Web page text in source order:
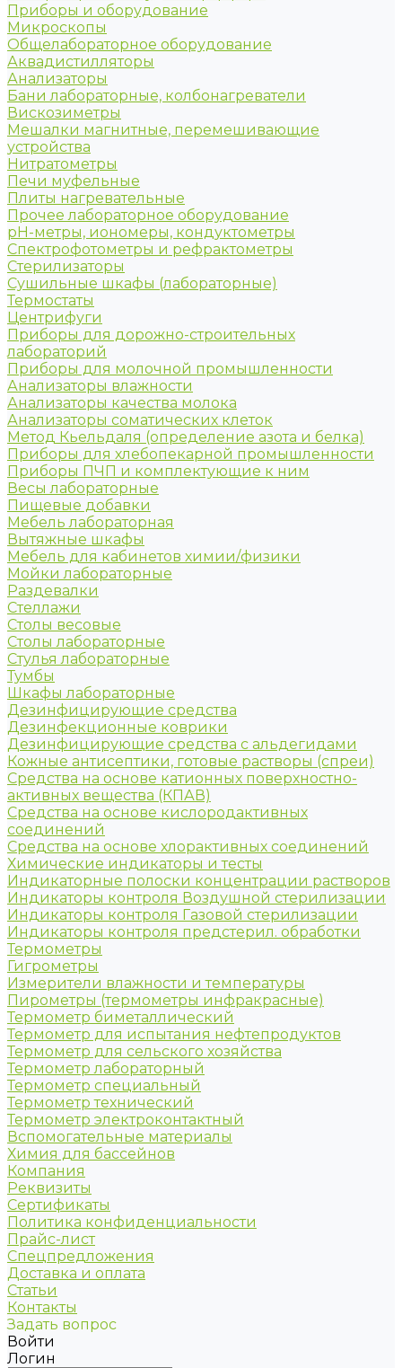
Приборы и оборудование
Микроскопы
Общелабораторное оборудование
Аквадистилляторы
Анализаторы
Бани лабораторные, колбонагреватели
Вискозиметры
Мешалки магнитные, перемешивающие
устройства
Нитратометры
Печи муфельные
Плиты нагревательные
Прочее лабораторное оборудование
рН-метры, иономеры, кондуктометры
Спектрофотометры и рефрактометры
Стерилизаторы
Сушильные шкафы (лабораторные)
Термостаты
Центрифуги
Приборы для дорожно-строительных
лабораторий
Приборы для молочной промышленности
Анализаторы влажности
Анализаторы качества молока
Анализаторы соматических клеток
Метод Кьельдаля (определение азота и белка)
Приборы для хлебопекарной промышленности
Приборы ПЧП и комплектующие к ним
Весы лабораторные
Пищевые добавки
Мебель лабораторная
Вытяжные шкафы
Мебель для кабинетов химии/физики
Мойки лабораторные
Раздевалки
Стеллажи
Столы весовые
Столы лабораторные
Стулья лабораторные
Тумбы
Шкафы лабораторные
Дезинфицирующие средства
Дезинфекционные коврики
Дезинфицирующие средства с альдегидами
Кожные антисептики, готовые растворы (спреи)
Средства на основе катионных поверхностно-
активных вещества (КПАВ)
Средства на основе кислородактивных
соединений
Средства на основе хлорактивных соединений
Химические индикаторы и тесты
Индикаторные полоски концентрации растворов
Индикаторы контроля Воздушной стерилизации
Индикаторы контроля Газовой стерилизации
Индикаторы контроля предстерил. обработки
Термометры
Гигрометры
Измерители влажности и температуры
Пирометры (термометры инфракрасные)
Термометр биметаллический
Термометр для испытания нефтепродуктов
Термометр для сельского хозяйства
Термометр лабораторный
Термометр специальный
Термометр технический
Термометр электроконтактный
Вспомогательные материалы
Химия для бассейнов
Компания
Реквизиты
Сертификаты
Политика конфиденциальности
Прайс-лист
Спецпредложения
Доставка и оплата
Статьи
Контакты
Задать вопрос
Войти
Логин